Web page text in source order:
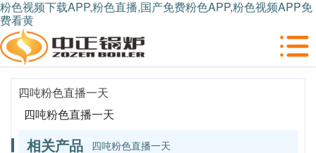
粉色视频下载APP,粉色直播,国产免费粉色APP,粉色视频APP免
费看黄
四吨粉色直播一天
四吨粉色直播一天
相关产品 四吨粉色直播一天